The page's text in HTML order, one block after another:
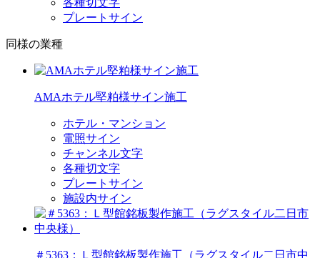
プレートサイン
同様の業種
AMAホテル堅粕様サイン施工
ホテル・マンション
電照サイン
チャンネル文字
各種切文字
プレートサイン
施設内サイン
＃5363：Ｌ型館銘板製作施工（ラグスタイル二日市中